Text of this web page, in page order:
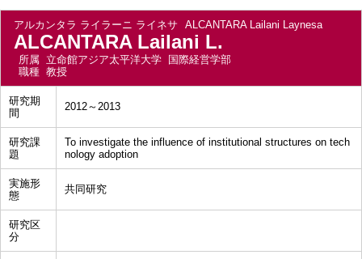
アルカンタラ ライラーニ ライネサ ALCANTARA Lailani Laynesa
ALCANTARA Lailani L.
所属 立命館アジア太平洋大学 国際経営学部
職種 教授
研究期
間
2012～2013
研究課
題
To investigate the influence of institutional structures on tech
nology adoption
実施形
態
共同研究
研究区
分